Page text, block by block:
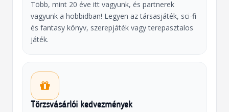
Több, mint 20 éve itt vagyunk, és partnerek
vagyunk a hobbidban! Legyen az társasjáték, sci-fi
és fantasy könyv, szerepjáték vagy terepasztalos
játék.
Törzsvásárlói kedvezmények